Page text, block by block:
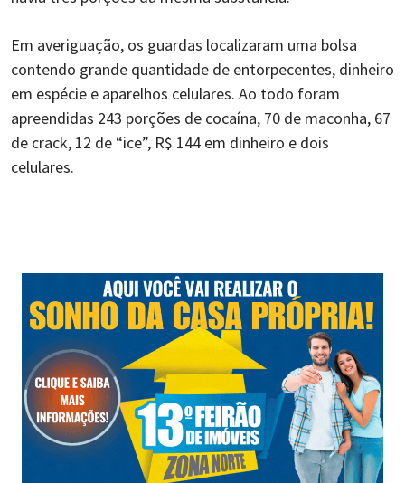
Em averiguação, os guardas localizaram uma bolsa
contendo grande quantidade de entorpecentes, dinheiro
em espécie e aparelhos celulares. Ao todo foram
apreendidas 243 porções de cocaína, 70 de maconha, 67
de crack, 12 de “ice”, R$ 144 em dinheiro e dois
celulares.